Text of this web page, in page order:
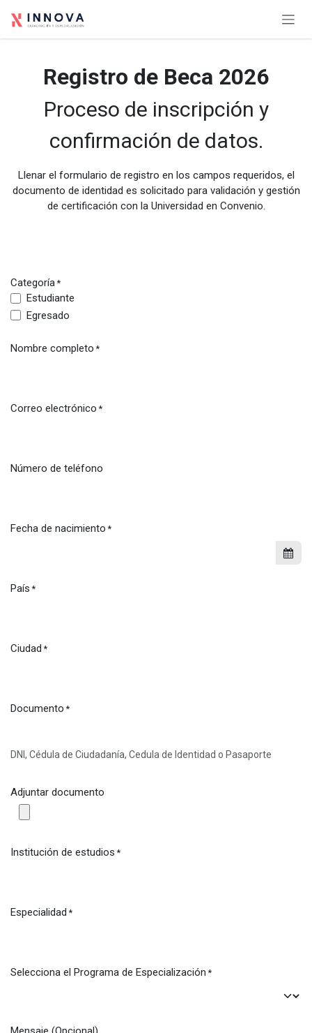
Registro de Beca 2026
Proceso de inscripción y
confirmación de datos.
Llenar el formulario de registro en los campos requeridos, el
documento de identidad es solicitado para validación y gestión
de certificación con la Universidad en Convenio.
Categoría*
Estudiante
Egresado
Nombre completo *
Correo electrónico *
Número de teléfono
Fecha de nacimiento *
País *
Ciudad *
Documento *
DNI, Cédula de Ciudadanía, Cedula de Identidad o Pasaporte
Adjuntar documento
Institución de estudios *
Especialidad *
Selecciona el Programa de Especialización *